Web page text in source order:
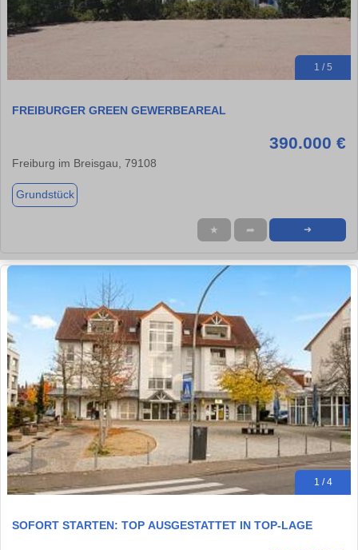
1 / 5
FREIBURGER GREEN GEWERBEAREAL
390.000 €
Freiburg im Breisgau, 79108
Grundstück
★ ➦ ➜
1 / 4
SOFORT STARTEN: TOP AUSGESTATTET IN TOP-LAGE